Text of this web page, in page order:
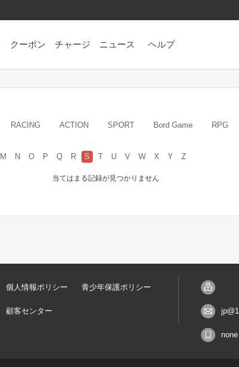
クーポン チャージ ニュース ヘルプ
RACING ACTION SPORT Bord Game RPG
M N O P Q R S T U V W X Y Z
当てはまる記録が見つかりません
個人情報ポリシー 青少年保護ポリシー
顧客センター
none